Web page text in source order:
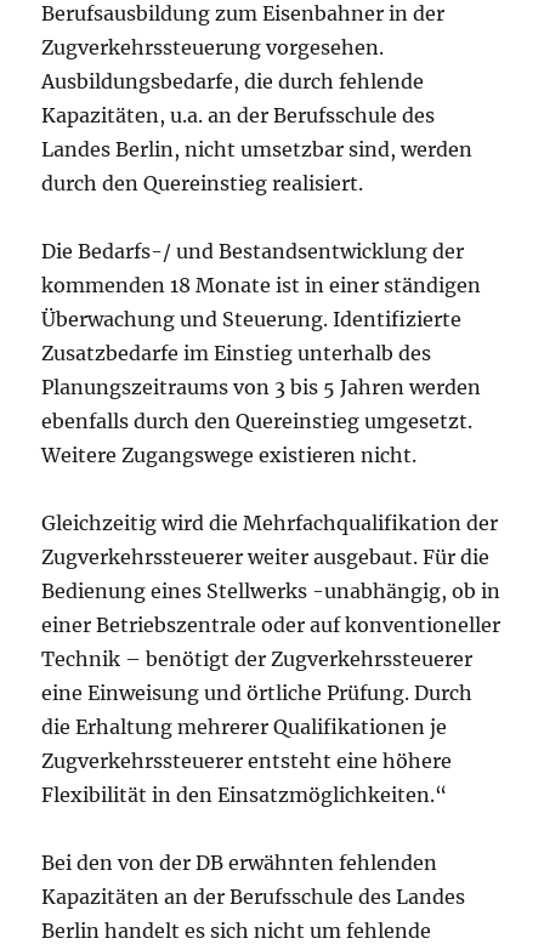
Berufsausbildung zum Eisenbahner in der
Zugverkehrssteuerung vorgesehen.
Ausbildungsbedarfe, die durch fehlende
Kapazitäten, u.a. an der Berufsschule des
Landes Berlin, nicht umsetzbar sind, werden
durch den Quereinstieg realisiert.
Die Bedarfs-/ und Bestandsentwicklung der
kommenden 18 Monate ist in einer ständigen
Überwachung und Steuerung. Identifizierte
Zusatzbedarfe im Einstieg unterhalb des
Planungszeitraums von 3 bis 5 Jahren werden
ebenfalls durch den Quereinstieg umgesetzt.
Weitere Zugangswege existieren nicht.
Gleichzeitig wird die Mehrfachqualifikation der
Zugverkehrssteuerer weiter ausgebaut. Für die
Bedienung eines Stellwerks -unabhängig, ob in
einer Betriebszentrale oder auf konventioneller
Technik – benötigt der Zugverkehrssteuerer
eine Einweisung und örtliche Prüfung. Durch
die Erhaltung mehrerer Qualifikationen je
Zugverkehrssteuerer entsteht eine höhere
Flexibilität in den Einsatzmöglichkeiten.“
Bei den von der DB erwähnten fehlenden
Kapazitäten an der Berufsschule des Landes
Berlin handelt es sich nicht um fehlende